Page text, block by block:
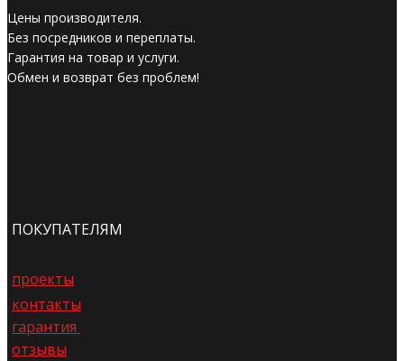
Цены производителя.
Без посредников и переплаты.
Гарантия на товар и услуги.
Обмен и возврат без проблем!
ПОКУПАТЕЛЯМ
проекты
контакты
гарантия
отзывы